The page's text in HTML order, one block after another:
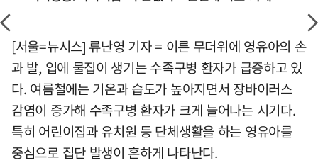
[서울=뉴시스] 류난영 기자 = 이른 무더위에 영유아의 손
과 발, 입에 물집이 생기는 수족구병 환자가 급증하고 있
다. 여름철에는 기온과 습도가 높아지면서 장바이러스
감염이 증가해 수족구병 환자가 크게 늘어나는 시기다.
특히 어린이집과 유치원 등 단체생활을 하는 영유아를
중심으로 집단 발생이 흔하게 나타난다.